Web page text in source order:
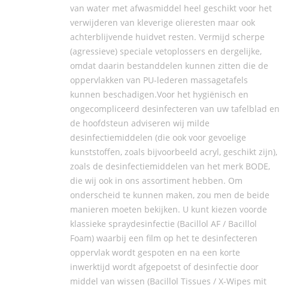
van water met afwasmiddel heel geschikt voor het
verwijderen van kleverige olieresten maar ook
achterblijvende huidvet resten. Vermijd scherpe
(agressieve) speciale vetoplossers en dergelijke,
omdat daarin bestanddelen kunnen zitten die de
oppervlakken van PU-lederen massagetafels
kunnen beschadigen.Voor het hygiënisch en
ongecompliceerd desinfecteren van uw tafelblad en
de hoofdsteun adviseren wij milde
desinfectiemiddelen (die ook voor gevoelige
kunststoffen, zoals bijvoorbeeld acryl, geschikt zijn),
zoals de desinfectiemiddelen van het merk BODE,
die wij ook in ons assortiment hebben. Om
onderscheid te kunnen maken, zou men de beide
manieren moeten bekijken. U kunt kiezen voorde
klassieke spraydesinfectie (Bacillol AF / Bacillol
Foam) waarbij een film op het te desinfecteren
oppervlak wordt gespoten en na een korte
inwerktijd wordt afgepoetst of desinfectie door
middel van wissen (Bacillol Tissues / X-Wipes mit